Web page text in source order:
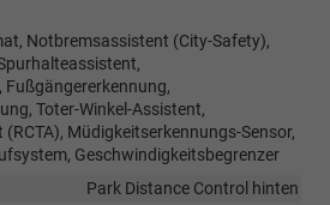
Notbremsassistent (City-Safety),
Toter-Winkel-Assistent,
Müdigkeitserkennungs-Sensor,
Geschwindigkeitsbegrenzer
Park Distance Control hinten